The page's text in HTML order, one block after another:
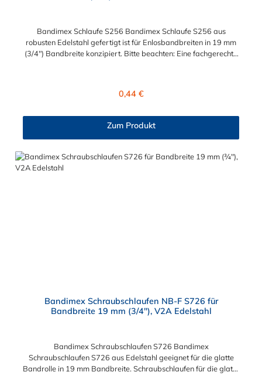
Bandimex Schlaufe S256 Bandimex Schlaufe S256 aus
robusten Edelstahl gefertigt ist für Enlosbandbreiten in 19 mm
(3/4") Bandbreite konzipiert. Bitte beachten: Eine fachgerechte
Regulärer Preis:
0,44 €
Zum Produkt
Bandimex Schraubschlaufen NB-F S726 für
Bandbreite 19 mm (3/4"), V2A Edelstahl
Bandimex Schraubschlaufen S726 Bandimex
Schraubschlaufen S726 aus Edelstahl geeignet für die glatte
Bandrolle in 19 mm Bandbreite. Schraubschlaufen für die glatte